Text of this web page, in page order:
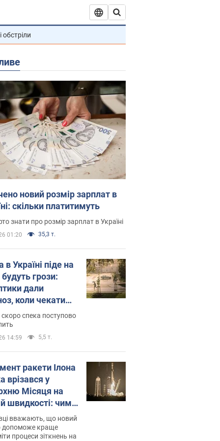
обстріли
новий розмір зарплат в
скільки платитимуть
знати про розмір зарплат в Україні
01:20 35,3 т.
в Україні піде на
грози:
дали
коли чекати
погоди
скоро спека поступово
14:59 5,5 т.
ракети Ілона
врізався у
Місяця на
швидкості: чим
вважають, що новий
допоможе краще
процеси зіткнень на